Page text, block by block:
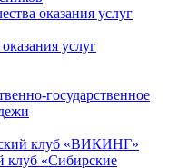
оказания услуг
услуг
государственное
клуб «ВИКИНГ»
клуб «Сибирские